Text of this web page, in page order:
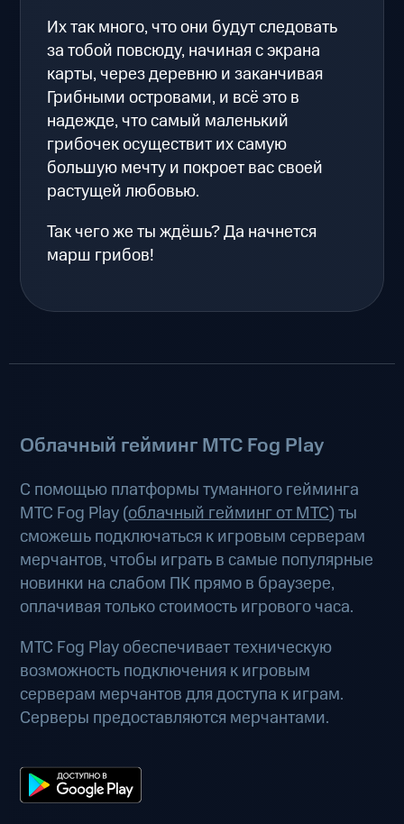
Их так много, что они будут следовать
за тобой повсюду, начиная с экрана
карты, через деревню и заканчивая
Грибными островами, и всё это в
надежде, что самый маленький
грибочек осуществит их самую
большую мечту и покроет вас своей
растущей любовью.
Так чего же ты ждёшь? Да начнется
марш грибов!
Облачный гейминг МТС Fog Play
С помощью платформы туманного гейминга
МТС Fog Play (облачный гейминг от МТС) ты
сможешь подключаться к игровым серверам
мерчантов, чтобы играть в самые популярные
новинки на слабом ПК прямо в браузере,
оплачивая только стоимость игрового часа.
МТС Fog Play обеспечивает техническую
возможность подключения к игровым
серверам мерчантов для доступа к играм.
Серверы предоставляются мерчантами.